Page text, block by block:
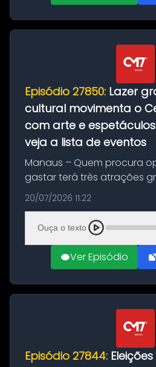
Episódio 27850: Lazer
cultural movimenta o
com arte e
veja a lista de eventos
Manaus – Quem procura
gastar terá três atrações
entre esta segunda-feira
(23). A programação inclui
dedicada à história das ...
20/07/2026 11:22
Ouça o texto
Ver Episódio
Episódio 27844: